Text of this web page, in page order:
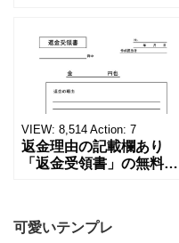
る！印刷可能な一覧表！
印刷可能な平成・令和・
西暦早見表を無料ダウン
ロードでご利用いただけ
ます。 パソコンに保存し
ていただくか、A4サイズ
でコピーしてご
VIEW: 8,514 Action: 7
返金理由の記載欄あり
「返金受領書」の無料テ
め！過払い･誤入金などが
可愛いテンプレ